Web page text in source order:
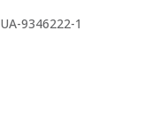
UA-9346222-1